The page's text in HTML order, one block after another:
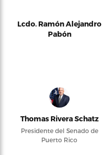
Lcdo. Ramón Alejandro
Pabón
Thomas Rivera Schatz
Presidente del Senado de
Puerto Rico